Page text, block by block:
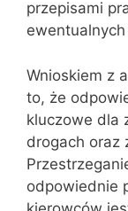
przepisami
Wnioskiem z
to, że
kluczowe dla
drogach oraz
odpowiednie